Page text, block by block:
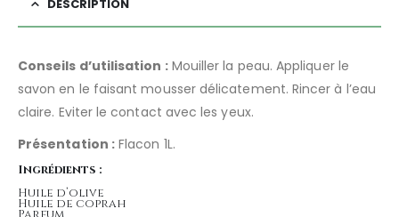
DESCRIPTION
Conseils d’utilisation :Mouiller la peau. Appliquer le
savon en le faisant mousser délicatement. Rincer à l’eau
claire. Eviter le contact avec les yeux.
Présentation :Flacon 1L.
Ingrédients :
Huile d’olive
Huile de coprah